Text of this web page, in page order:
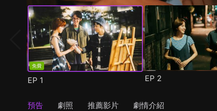
免費
EP 1 EP 2
預告 劇照 推薦影片 劇情介紹